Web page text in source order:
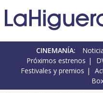
CINEMANÍA:
Próximos estrenos
Festivales y premios